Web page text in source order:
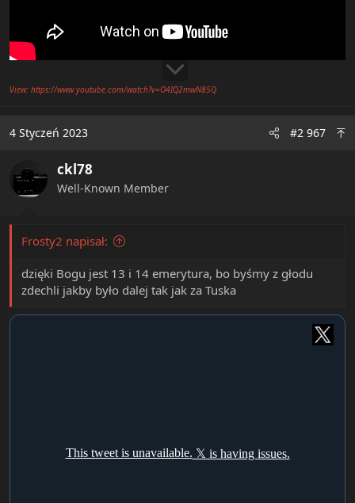
View: https://www.youtube.com/watch?v=O4IQ2mwN85Q
4 Styczeń 2023 #2 967
ckl78
Well-Known Member
Frosty2 napisał:
dzięki Bogu jest 13 i 14 emerytura, bo byśmy z głodu
zdechli jakby było dalej tak jak za Tuska